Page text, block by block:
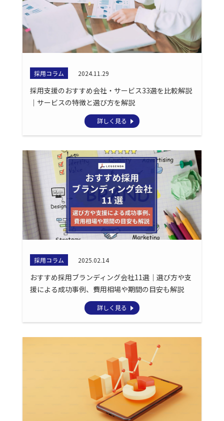
採用コラム 2024.11.29
採用支援のおすすめ会社・サービス33選を比較解説
｜サービスの特徴と選び方を解説
詳しく見る
採用コラム 2025.02.14
おすすめ採用ブランディング会社11選｜選び方や支
援による成功事例、費用相場や期間の目安も解説
詳しく見る